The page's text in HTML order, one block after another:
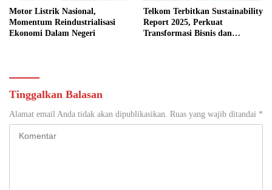
Motor Listrik Nasional,
Momentum Reindustrialisasi
Ekonomi Dalam Negeri
Telkom Terbitkan Sustainability
Report 2025, Perkuat
Transformasi Bisnis dan
Tinggalkan Balasan
Alamat email Anda tidak akan dipublikasikan. Ruas yang wajib ditandai *